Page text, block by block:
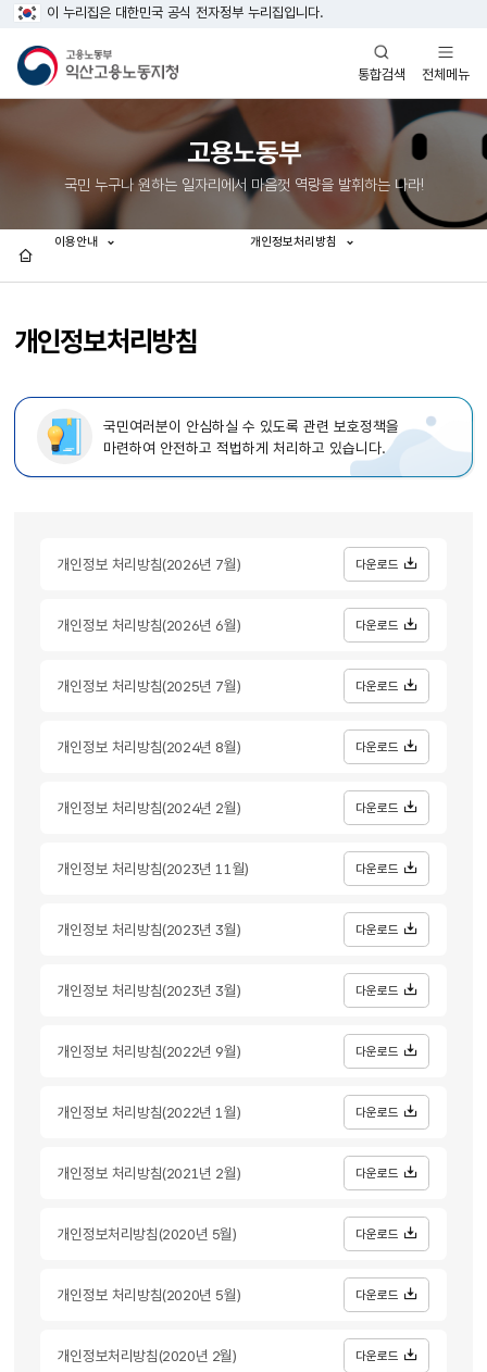
이 누리집은 대한민국 공식 전자정부 누리집입니다.
통합검색
열기
전체메뉴
열기
고용노동부
국민 누구나 원하는 일자리에서 마음껏 역량을 발휘하는 나라!
개인정보처리방침
이용안내 개인정보처리방침
국민여러분이 안심하실 수 있도록 관련 보호정책을
마련하여 안전하고 적법하게 처리하고 있습니다.
개인정보 처리방침(2026년 7월) 다운로드
개인정보 처리방침(2026년 6월) 다운로드
개인정보 처리방침(2025년 7월) 다운로드
개인정보 처리방침(2024년 8월) 다운로드
개인정보 처리방침(2024년 2월) 다운로드
개인정보 처리방침(2023년 11월) 다운로드
개인정보 처리방침(2023년 3월) 다운로드
개인정보 처리방침(2023년 3월) 다운로드
개인정보 처리방침(2022년 9월) 다운로드
개인정보 처리방침(2022년 1월) 다운로드
개인정보 처리방침(2021년 2월) 다운로드
개인정보처리방침(2020년 5월) 다운로드
개인정보 처리방침(2020년 5월) 다운로드
개인정보처리방침(2020년 2월) 다운로드